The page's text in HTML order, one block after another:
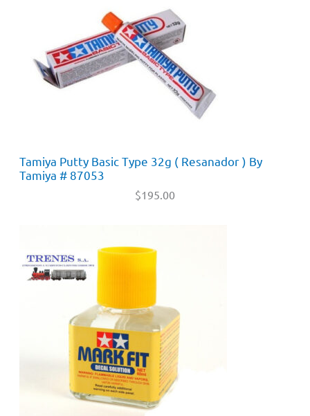
Tamiya Putty Basic Type 32g ( Resanador ) By
Tamiya # 87053
$195.00